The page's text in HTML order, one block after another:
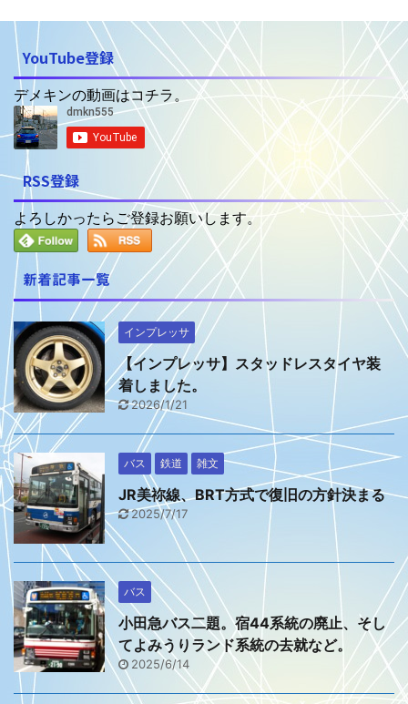
YouTube登録
デメキンの動画はコチラ。
RSS登録
よろしかったらご登録お願いします。
新着記事一覧
インプレッサ
【インプレッサ】スタッドレスタイヤ装
着しました。
2026/1/21
バス 鉄道 雑文
JR美祢線、BRT方式で復旧の方針決まる
2025/7/17
バス
小田急バス二題。宿44系統の廃止、そし
てよみうりランド系統の去就など。
2025/6/14